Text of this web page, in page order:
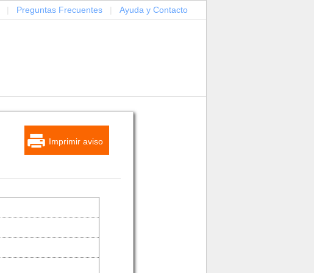
Preguntas Frecuentes Ayuda y Contacto
Imprimir aviso